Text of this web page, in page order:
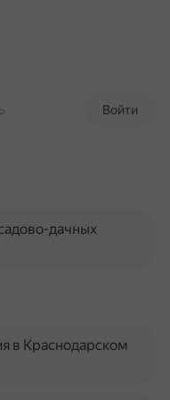
Войти
дачных
в Краснодарском